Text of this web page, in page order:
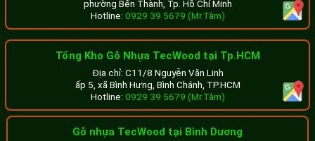
Nguy hại khi sử dụng thanh lam gỗ nhựa
giá rẻ
Thanh lam gỗ nhựa thường được dùng trong thi công các
hạng mục trang trí trần, tường, làm giàn hoa ngoài trời, lam
che nắng, hàng rào gỗ nhựa… Chính vì vậy, yêu cầu cơ bản
phường Bến Thành, Tp. Hồ Chí Minh
Hotline: 0929 39 5679 (Mr.Tâm)
Tổng Kho Gỗ Nhựa TecWood tại Tp.HCM
Địa chỉ: C11/8 Nguyễn Văn Linh
ấp 5, xã Bình Hưng, Bình Chánh, TP.HCM
Hotline: 0929 39 5679 (Mr.Tâm)
Gỗ nhựa TecWood tại Bình Dương